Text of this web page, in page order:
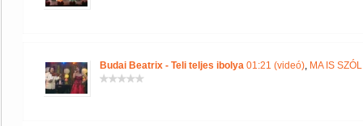
Budai Beatrix - Teli teljes ibolya 01:21 (videó), MA IS